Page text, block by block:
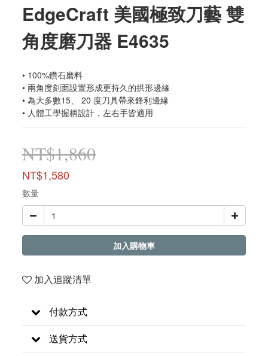
EdgeCraft 美國極致刀藝 雙
角度磨刀器 E4635
• 100%鑽石磨料
• 兩角度刻面設置形成更持久的拱形邊緣
• 為大多數15、 20 度刀具帶來鋒利邊緣
• 人體工學握柄設計，左右手皆適用
NT$1,860
NT$1,580
數量
加入購物車
加入追蹤清單
付款方式
送貨方式